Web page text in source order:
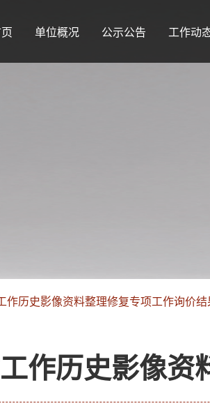
单位概况 公示公告 工作动
作历史影像资料整理修复专项工作询价
作历史影像